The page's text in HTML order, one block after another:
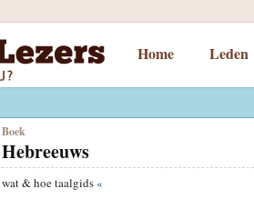
Home Leden
Boek
Hebreeuws
wat & hoe taalgids «